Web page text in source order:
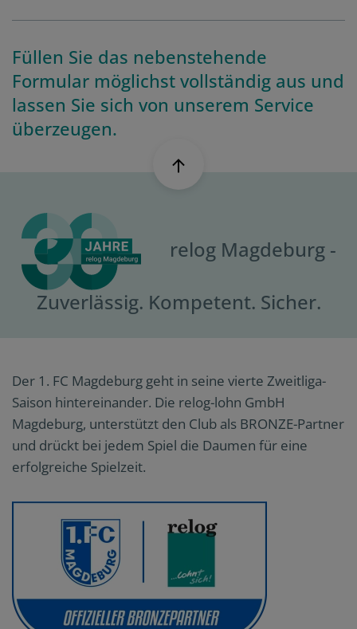
Füllen Sie das nebenstehende
Formular möglichst vollständig aus und
lassen Sie sich von unserem Service
überzeugen.
relog Magdeburg -
Zuverlässig. Kompetent. Sicher.
Der 1. FC Magdeburg geht in seine vierte Zweitliga-
Saison hintereinander. Die relog-lohn GmbH
Magdeburg, unterstützt den Club als BRONZE-Partner
und drückt bei jedem Spiel die Daumen für eine
erfolgreiche Spielzeit.